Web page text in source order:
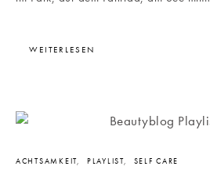
WEITERLESEN
ACHTSAMKEIT PLAYLIST SELF CARE